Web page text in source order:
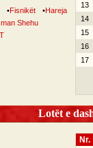
•Fisnikët •Hareja
Shehu
13
14
15
16
17
Lotët e
Nr.